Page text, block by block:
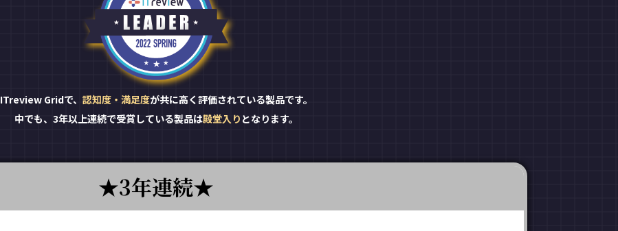
ITreview Gridで、 認知度・満足度が共に高く評価されている製品です。
中でも、3年以上連続で受賞している製品は殿堂入り となります。
3年連続